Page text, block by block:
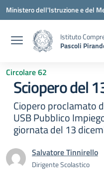
Vai ai contenuti
Vai al menu di navigazione
Vai al footer
Ministero dell'Istruzione e del
Istituto
Pascoli
Circolare 62
Sciopero del
Ciopero proclamato
USB Pubblico
giornata del 13
Salvatore Tinnirello
Dirigente Scolastico